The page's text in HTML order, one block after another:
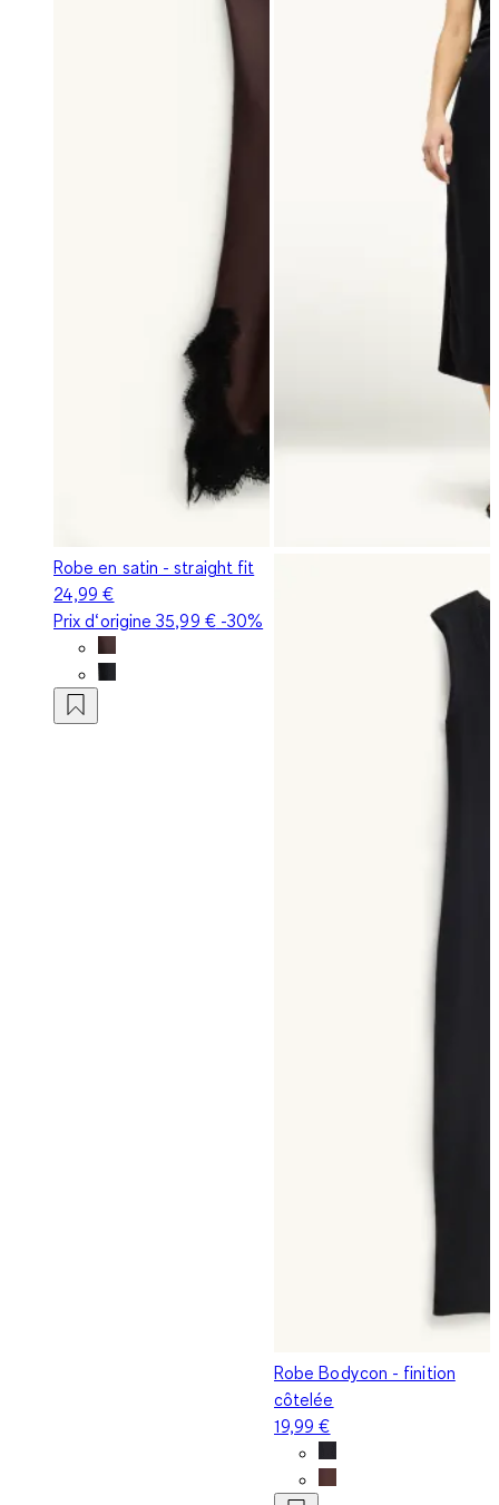
Robe en satin - straight fit
24,99 €
Prix d‘origine35,99 €-30%
Robe Bodycon - finition
côtelée
19,99 €